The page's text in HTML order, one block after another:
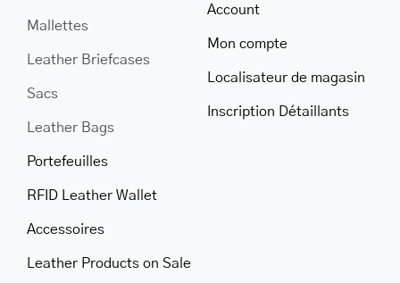
Mallettes
Leather Briefcases
Sacs
Leather Bags
Portefeuilles
RFID Leather Wallet
Accessoires
Leather Products on Sale
Account
Mon compte
Localisateur de magasin
Inscription Détaillants